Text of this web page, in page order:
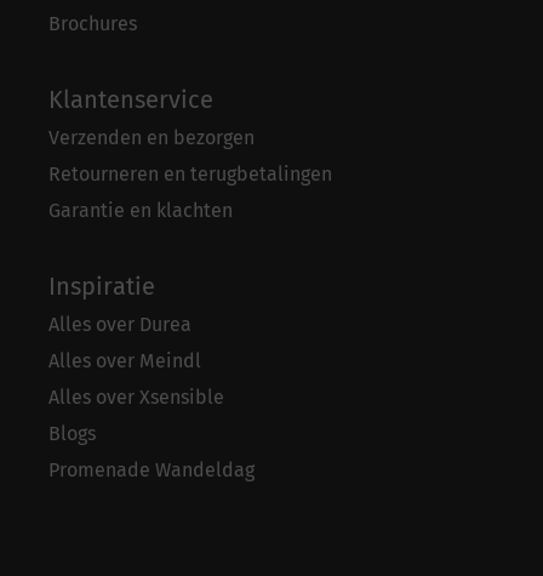
Brochures
Klantenservice
Verzenden en bezorgen
Retourneren en terugbetalingen
Garantie en klachten
Inspiratie
Alles over Durea
Alles over Meindl
Alles over Xsensible
Blogs
Promenade Wandeldag